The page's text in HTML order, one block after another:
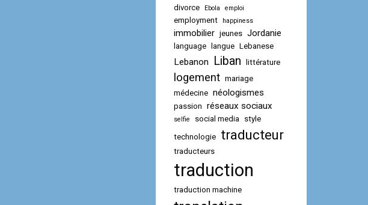
divorce Ebola emploi
employment happiness
immobilier jeunes Jordanie
language langue Lebanese
Lebanon Liban littérature
logement mariage
médecine néologismes
passion réseaux sociaux
selfie social media style
technologie traducteur
traducteurs
traduction
traduction machine